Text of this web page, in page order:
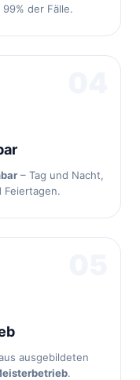
der Fälle.
– Tag und Nacht,
Feiertagen.
ausgebildeten
.